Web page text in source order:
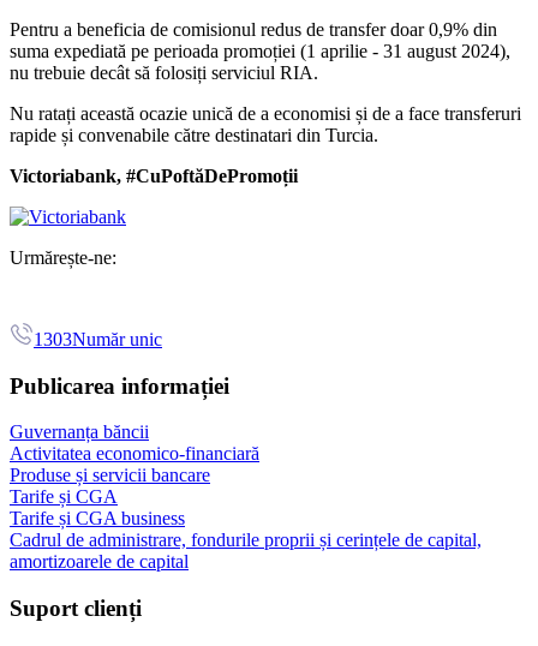
Pentru a beneficia de comisionul redus de transfer doar 0,9% din
suma expediată pe perioada promoției (1 aprilie - 31 august 2024),
nu trebuie decât să folosiți serviciul RIA.
Nu ratați această ocazie unică de a economisi și de a face transferuri
rapide și convenabile către destinatari din Turcia.
Victoriabank, #CuPoftăDePromoții
Urmărește-ne:
1303Număr unic
Publicarea informației
Guvernanța băncii
Activitatea economico-financiară
Produse și servicii bancare
Tarife și CGA
Tarife și CGA business
Cadrul de administrare, fondurile proprii și cerințele de capital,
amortizoarele de capital
Suport clienți